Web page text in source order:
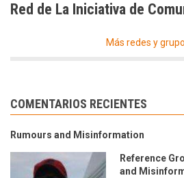
Red de La Iniciativa de
Más redes y
COMENTARIOS RECIENTES
Rumours and Misinformation
Reference
and